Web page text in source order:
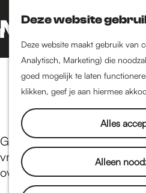
Deze website
Deze website maakt gebruik van
Analytisch, Marketing) die
goed mogelijk te laten
klikken, geef je aan hiermee
Alles
Alleen
a
d
e
h
Z
o
e
k
e
n
K
a
a
r
t
M
e
n
Historie
Gezellig genieten van een
vrienden, familie of
overzicht van alle tapas